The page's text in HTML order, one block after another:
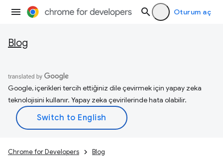
Oturum aç
Blog
Google, içerikleri tercih ettiğiniz dile çevirmek için yapay zeka
teknolojisini kullanır. Yapay zeka çevirilerinde hata olabilir.
Chrome for Developers Blog